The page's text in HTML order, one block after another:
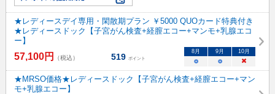
★レディースデイ専用・閑散期プラン ￥5000 QUOカード特典付き
★レディースドック【子宮がん検査+経膣エコー+マンモ+乳腺エコ
ー】
57,100円 （税込） 519 ポイント
8 月 9 月 10月
○ ○ ×
★MRSO価格★レディースドック【子宮がん検査+経膣エコー+マン
モ+乳腺エコー】